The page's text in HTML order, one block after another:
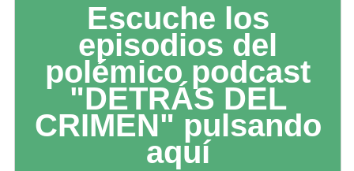
Escuche los
episodios del
polémico podcast
"DETRÁS DEL
CRIMEN" pulsando
aquí